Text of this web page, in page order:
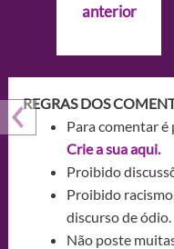
Postanterior
REGRAS DOS
Para comentar
Crie a sua aqui.
Proibido
Proibido
discurso de ódio.
Não poste